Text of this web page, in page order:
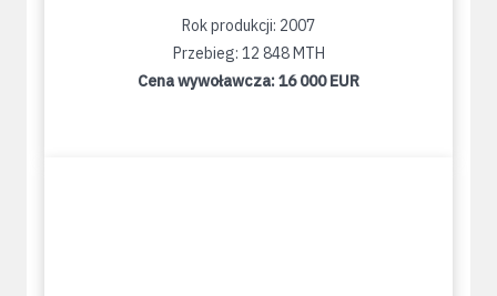
Rok produkcji: 2007
Przebieg: 12 848 MTH
Cena wywoławcza:16 000 EUR